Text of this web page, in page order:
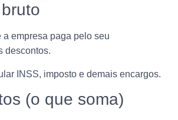
a empresa paga pelo seu
descontos.
INSS, imposto e demais encargos.
(o que soma)